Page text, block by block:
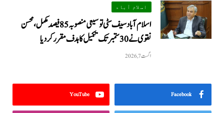
اسلام آباد
اسلام آباد سیف سٹی توسیعی منصوبہ 85 فیصد مکمل، محسن
نقوی نے 30 ستمبر تک تکمیل کا ہدف مقرر کر دیا
اگست 7, 2026
Facebook
YouTube